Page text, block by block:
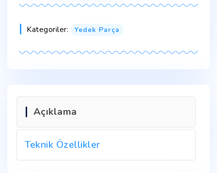
Kategoriler: Yedek Parça
Açıklama
Teknik Özellikler